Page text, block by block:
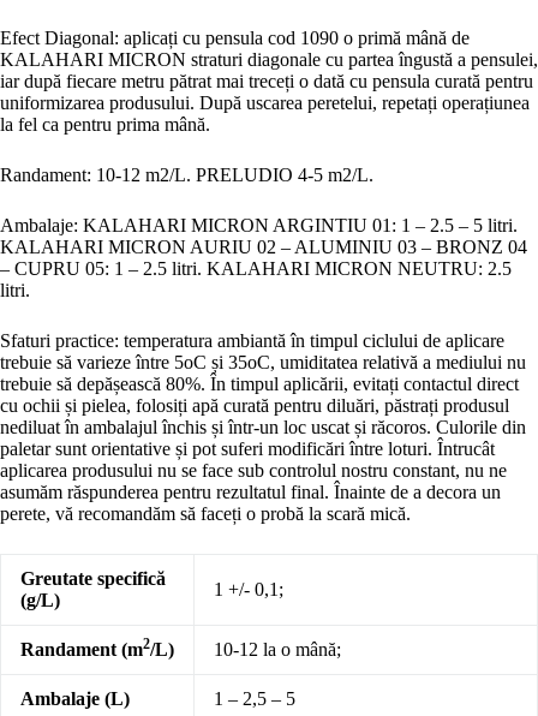
Efect Diagonal: aplicați cu pensula cod 1090 o primă mână de
KALAHARI MICRON straturi diagonale cu partea îngustă a pensulei,
iar după fiecare metru pătrat mai treceți o dată cu pensula curată pentru
uniformizarea produsului. După uscarea peretelui, repetați operațiunea
la fel ca pentru prima mână.
Randament: 10-12 m2/L. PRELUDIO 4-5 m2/L.
Ambalaje: KALAHARI MICRON ARGINTIU 01: 1 – 2.5 – 5 litri.
KALAHARI MICRON AURIU 02 – ALUMINIU 03 – BRONZ 04
– CUPRU 05: 1 – 2.5 litri. KALAHARI MICRON NEUTRU: 2.5
litri.
Sfaturi practice: temperatura ambiantă în timpul ciclului de aplicare
trebuie să varieze între 5oC și 35oC, umiditatea relativă a mediului nu
trebuie să depășească 80%. În timpul aplicării, evitați contactul direct
cu ochii și pielea, folosiți apă curată pentru diluări, păstrați produsul
nediluat în ambalajul închis și într-un loc uscat și răcoros. Culorile din
paletar sunt orientative și pot suferi modificări între loturi. Întrucât
aplicarea produsului nu se face sub controlul nostru constant, nu ne
asumăm răspunderea pentru rezultatul final. Înainte de a decora un
perete, vă recomandăm să faceți o probă la scară mică.
Greutate specifică
(g/L)
1 +/- 0,1;
Randament (m2/L) 10-12 la o mână;
Ambalaje (L) 1 – 2,5 – 5